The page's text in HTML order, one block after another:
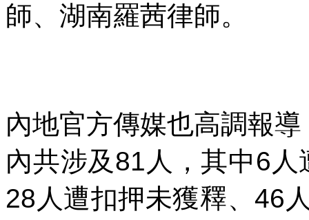
師、湖南羅茜律師。
內地官方傳媒也高調報導
內共涉及 81 人，其中6
28 人遭扣押未獲釋、46